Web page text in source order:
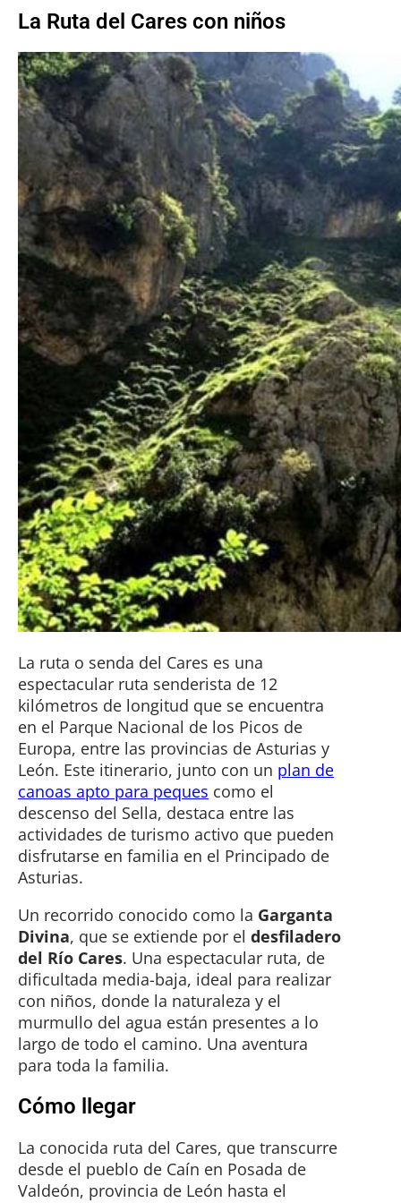
La Ruta del Cares con niños
La ruta o senda del Cares es una
espectacular ruta senderista de 12
kilómetros de longitud que se encuentra
en el Parque Nacional de los Picos de
Europa, entre las provincias de Asturias y
León. Este itinerario, junto con un plan de
canoas apto para peques como el
descenso del Sella, destaca entre las
actividades de turismo activo que pueden
disfrutarse en familia en el Principado de
Asturias.
Un recorrido conocido como la Garganta
Divina, que se extiende por eldesfiladero
del Río Cares. Una espectacular ruta, de
dificultada media-baja, ideal para realizar
con niños, donde la naturaleza y el
murmullo del agua están presentes a lo
largo de todo el camino. Una aventura
para toda la familia.
Cómo llegar
La conocida ruta del Cares, que transcurre
desde el pueblo de Caín en Posada de
Valdeón, provincia de León hasta el